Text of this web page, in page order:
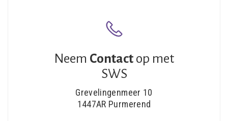
Neem Contact op met
SWS
Grevelingenmeer 10
1447AR Purmerend